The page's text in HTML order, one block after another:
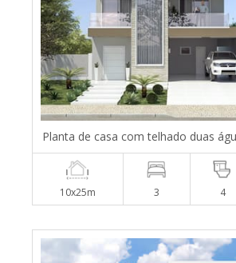
Planta de casa com telhado duas
10x25m 3 4